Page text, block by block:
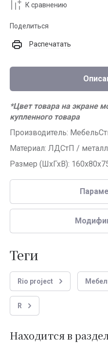
К сравнению
Поделиться
Распечатать
*Цвет товара на экране
купленного товара
Производитель:
Материал: ЛДСтП / металл
Размер (ШхГхВ):
теги
Rio project
R
Находится в